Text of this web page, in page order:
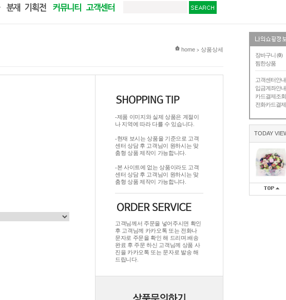
장바구니 (0)
찜한상품
고객센터안내
입금계좌안내
카드결제조회
전화카드결제
TODAY
현재 위치
home > 상품상세
-제품 이미지와 실제 상품은 계절이
나 지역에 따라 다를 수 있습니다.
-현재 보시는 상품을 기준으로 고객
센터 상담 후 고객님이 원하시는 맞
춤형 상품 제작이 가능합니다.
-본 사이트에 없는 상품이라도 고객
센터 상담 후 고객님이 원하시는 맞
춤형 상품 제작이 가능합니다.
고객님께서 주문을 넣어주시면 확인
후 고객님께 카카오톡 또는 전화나
문자로 주문을 확인 해 드리며.배송
완료 후 주문 하신 고객님께 상품 사
진을 카카오톡 또는 문자로 발송 해
드립니다.